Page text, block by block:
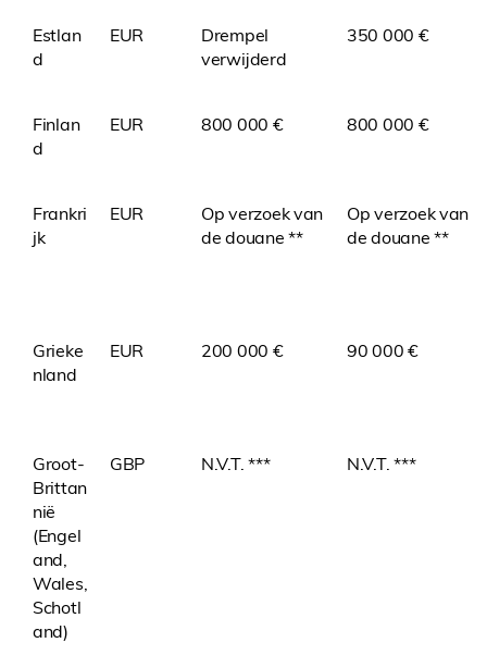
Estlan
d
EUR
Drempel
verwijderd
350 000 €
Finlan
d
EUR 800 000 € 800 000 €
Frankri
jk
EUR
Op verzoek van
de douane **
Op verzoek van
de douane **
Grieke
nland
EUR 200 000 € 90 000 €
Groot-
Brittan
nië
(Engel
and,
Wales,
Schotl
and)
GBP N.V.T. *** N.V.T. ***